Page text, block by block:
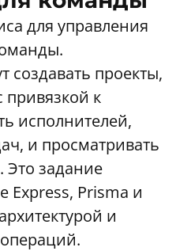
для управления
создавать проекты,
привязкой к
исполнителей,
и просматривать
Это задание
Express, Prisma и
и